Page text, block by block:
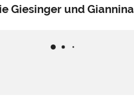
Giesinger und Giannina